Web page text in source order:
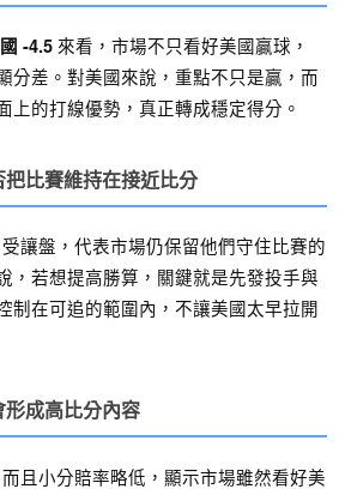
-4.5 來看，市場不只看好美國贏球，
分差。對美國來說，重點不只是贏，而
上的打線優勢，真正轉成穩定得分。
比賽維持在接近比分
受讓盤，代表市場仍保留他們守住比賽的
，若想提高勝算，關鍵就是先發投手與
制在可追的範圍內，不讓美國太早拉開
成高比分內容
而且小分賠率略低，顯示市場雖然看好美